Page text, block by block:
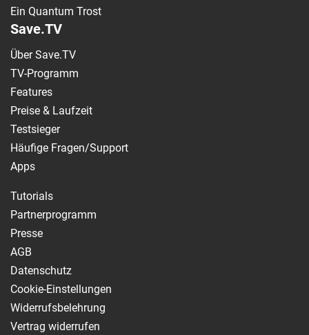
Ein Quantum Trost
Save.TV
Über Save.TV
TV-Programm
Features
Preise & Laufzeit
Testsieger
Häufige Fragen/Support
Apps
Tutorials
Partnerprogramm
Presse
AGB
Datenschutz
Cookie-Einstellungen
Widerrufsbelehrung
Vertrag widerrufen